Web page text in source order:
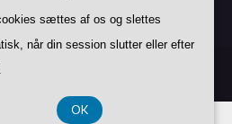
sættes af os og slettes
når din session slutter eller efter
OK